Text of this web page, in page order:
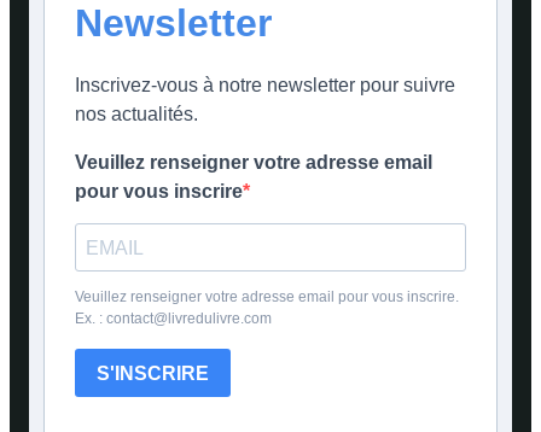
Newsletter
Inscrivez-vous à notre newsletter pour suivre
nos actualités.
Veuillez renseigner votre adresse email
pour vous inscrire
Veuillez renseigner votre adresse email pour vous inscrire.
Ex. : contact@livredulivre.com
S'INSCRIRE